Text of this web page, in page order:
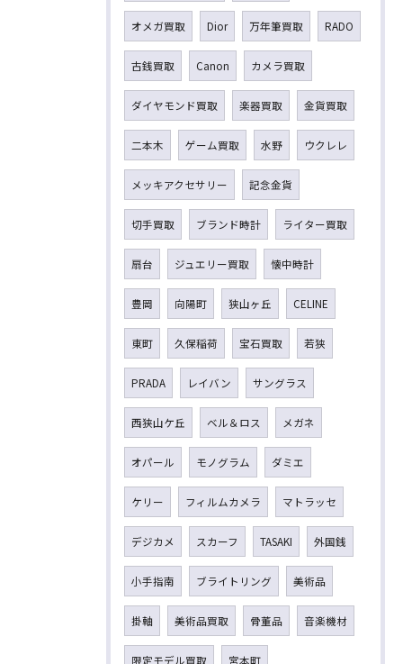
オメガ買取 Dior 万年筆買取 RADO
古銭買取 Canon カメラ買取
ダイヤモンド買取 楽器買取 金貨買取
二本木 ゲーム買取 水野 ウクレレ
メッキアクセサリー 記念金貨
切手買取 ブランド時計 ライター買取
扇台 ジュエリー買取 懐中時計
豊岡 向陽町 狭山ヶ丘 CELINE
東町 久保稲荷 宝石買取 若狭
PRADA レイバン サングラス
西狭山ケ丘 ベル＆ロス メガネ
オパール モノグラム ダミエ
ケリー フィルムカメラ マトラッセ
デジカメ スカーフ TASAKI 外国銭
小手指南 ブライトリング 美術品
掛軸 美術品買取 骨董品 音楽機材
限定モデル買取 宮本町